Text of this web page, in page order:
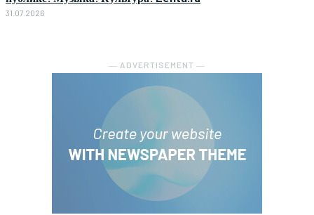
31.07.2026
― ADVERTISEMENT ―